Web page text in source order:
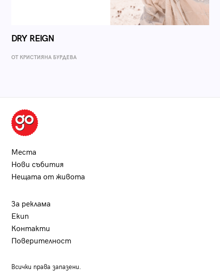
DRY REIGN
ОТ КРИСТИЯНА БУРДЕВА
Места
Нови събития
Нещата от живота
За реклама
Екип
Контакти
Поверителност
Всички права запазени.